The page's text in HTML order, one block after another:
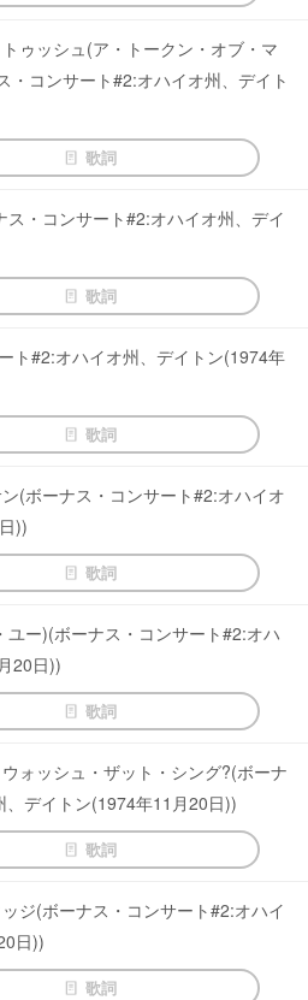
ゥッシュ(ア・トークン・オブ・マ
・コンサート#2:オハイオ州、デイト
歌詞
・コンサート#2:オハイオ州、デイ
歌詞
ト#2:オハイオ州、デイトン(1974年
歌詞
(ボーナス・コンサート#2:オハイオ
))
歌詞
ー)(ボーナス・コンサート#2:オハ
20日))
歌詞
ォッシュ・ザット・シング?(ボーナ
デイトン(1974年11月20日))
歌詞
ジ(ボーナス・コンサート#2:オハイ
日))
歌詞